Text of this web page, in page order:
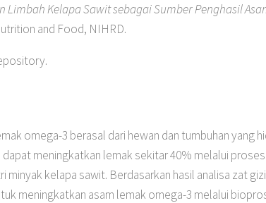
Limbah Kelapa Sawit sebagai Sumber Penghasil
and Food, NIHRD.
omega-3 berasal dari hewan dan tumbuhan yang
meningkatkan lemak sekitar 40% melalui
minyak kelapa sawit. Berdasarkan hasil analisa zat
meningkatkan asam lemak omega-3 melalui